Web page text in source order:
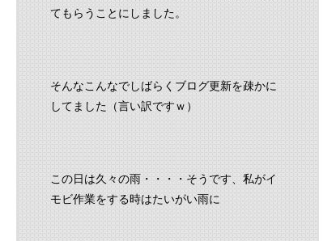
てもらうことにしました。
そんなこんなでしばらくブログ更新を疎かに
してました（言い訳ですｗ）
この日は久々の雨・・・・そうです、私がイ
モビ作業をする時はたいがい雨に